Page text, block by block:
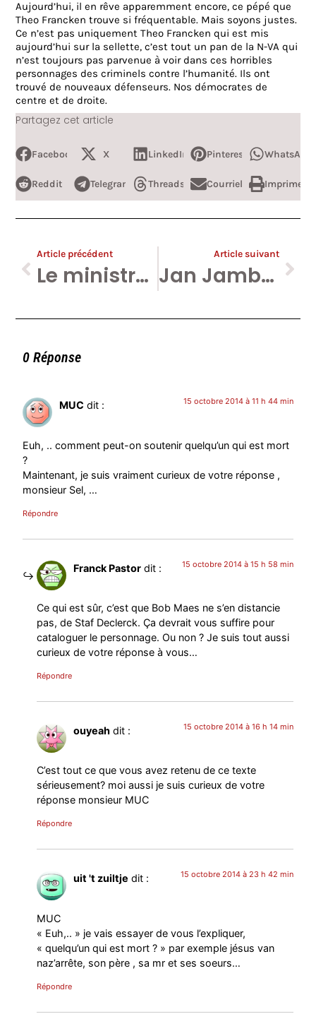
Partagez cet article
Aujourd’hui, il en rêve apparemment encore, ce pépé que
Theo Francken trouve si fréquentable. Mais soyons justes.
Ce n’est pas uniquement Theo Francken qui est mis
aujourd’hui sur la sellette, c’est tout un pan de la N-VA qui
n’est toujours pas parvenue à voir dans ces horribles
personnages des criminels contre l’humanité. Ils ont
trouvé de nouveaux défenseurs. Nos démocrates de
centre et de droite.
Facebook X LinkedIn Pinterest WhatsApp
Reddit Telegram Threads Courriel Imprimer
Article précédent
Le ministre de l’Intérieur aurait justifié la collaboration chez les anciens Waffen SS.
Article suivant
Jan Jambon est toujours membre du VVB dont le président incite à prendre un collabo nazi pour modèle.
0 Réponse
MUC dit : 15 octobre 2014 à 11 h 44 min
Euh, .. comment peut-on soutenir quelqu’un qui est mort
?
Maintenant, je suis vraiment curieux de votre réponse ,
monsieur Sel, …
Répondre
Franck Pastor dit : 15 octobre 2014 à 15 h 58 min
Ce qui est sûr, c’est que Bob Maes ne s’en distancie
pas, de Staf Declerck. Ça devrait vous suffire pour
cataloguer le personnage. Ou non ? Je suis tout aussi
curieux de votre réponse à vous…
Répondre
ouyeah dit : 15 octobre 2014 à 16 h 14 min
C’est tout ce que vous avez retenu de ce texte
sérieusement? moi aussi je suis curieux de votre
réponse monsieur MUC
Répondre
uit 't zuiltje dit : 15 octobre 2014 à 23 h 42 min
MUC
« Euh,.. » je vais essayer de vous l’expliquer,
« quelqu’un qui est mort ? » par exemple jésus van
naz’arrête, son père , sa mr et ses soeurs…
Répondre